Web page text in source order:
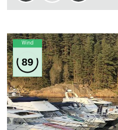
Wind
89